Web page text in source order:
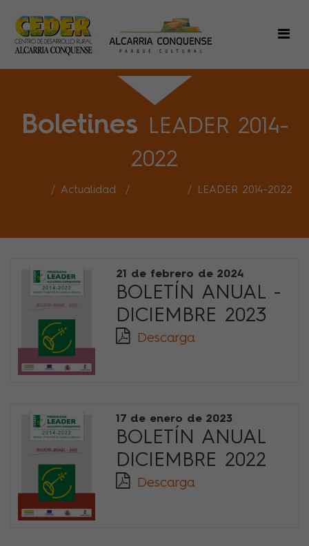
Boletines LEADER 2014-
2022
Actualidad LEADER 2014-2022
21 de febrero de 2024
BOLETÍN ANUAL -
DICIEMBRE 2023
Descarga
17 de enero de 2023
BOLETÍN ANUAL
DICIEMBRE 2022
Descarga